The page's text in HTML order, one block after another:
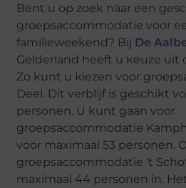
Bent u op zoek naar een
groepsaccommodatie voor
familieweekend? Bij De
Gelderland heeft u keuze uit
Zo kunt u kiezen voor
Deel. Dit verblijf is geschikt
personen. U kunt gaan voor
groepsaccommodatie
voor maximaal 53 personen.
groepsaccommodatie ‘t
maximaal 44 personen in.